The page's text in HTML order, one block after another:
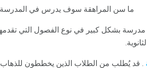
ما سن المراهقة سوف يدرس في المدرسة
بشكل كبير في نوع الفصول التي
. قد يُطلب من الطلاب الذين يخططون للذهاب